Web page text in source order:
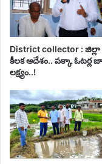
District collector : జిల్లా
కీలక ఆదేశం.. పక్కా
లక్ష్యం..!